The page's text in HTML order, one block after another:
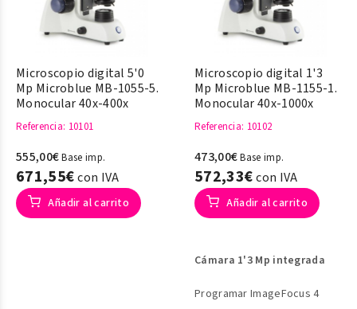
Microscopio digital 5'0
Mp Microblue MB-1055-5.
Monocular 40x-400x
Referencia: 10101
555,00€Base imp.
671,55€con IVA
Añadir al carrito
Microscopio digital 1'3
Mp Microblue MB-1155-1.
Monocular 40x-1000x
Referencia: 10102
473,00€Base imp.
572,33€con IVA
Añadir al carrito
Cámara 1'3 Mp integrada
Programar ImageFocus 4